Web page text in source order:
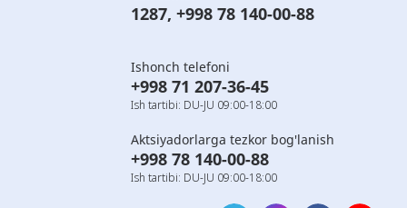
1287, +998 78 140-00-88
Ishonch telefoni
+998 71 207-36-45
Ish tartibi: DU-JU 09:00-18:00
Aktsiyadorlarga tezkor bog'lanish
+998 78 140-00-88
Ish tartibi: DU-JU 09:00-18:00